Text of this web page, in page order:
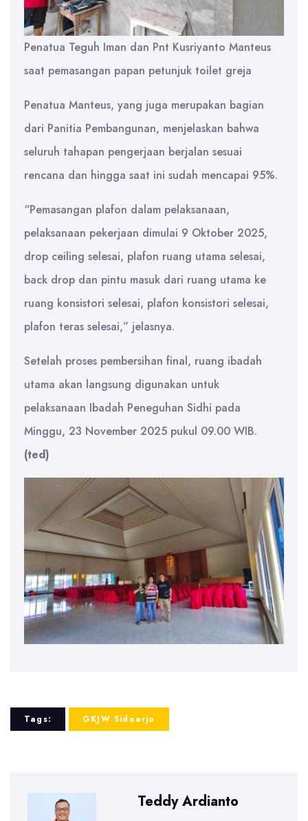
Penatua Teguh Iman dan Pnt Kusriyanto Manteus
saat pemasangan papan petunjuk toilet greja
Penatua Manteus, yang juga merupakan bagian
dari Panitia Pembangunan, menjelaskan bahwa
seluruh tahapan pengerjaan berjalan sesuai
rencana dan hingga saat ini sudah mencapai 95%.
“Pemasangan plafon dalam pelaksanaan,
pelaksanaan pekerjaan dimulai 9 Oktober 2025,
drop ceiling selesai, plafon ruang utama selesai,
back drop dan pintu masuk dari ruang utama ke
ruang konsistori selesai, plafon konsistori selesai,
plafon teras selesai,” jelasnya.
Setelah proses pembersihan final, ruang ibadah
utama akan langsung digunakan untuk
pelaksanaan Ibadah Peneguhan Sidhi pada
Minggu, 23 November 2025 pukul 09.00 WIB.
(ted)
Tags: GKJW Sidoarjo
Teddy Ardianto